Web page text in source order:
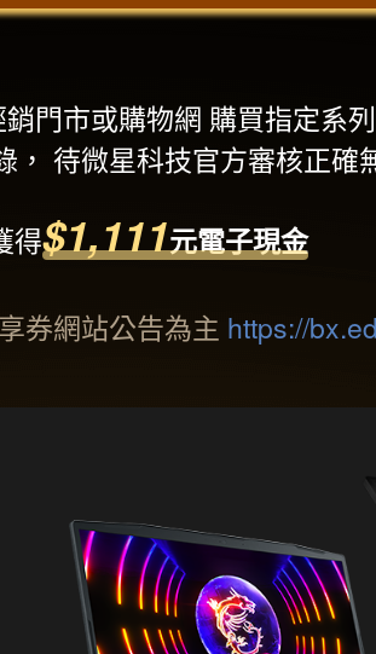
門市或購物網 購買指定
， 待微星科技官方審核正確
得$1,111元電子現金
券網站公告為主 https://